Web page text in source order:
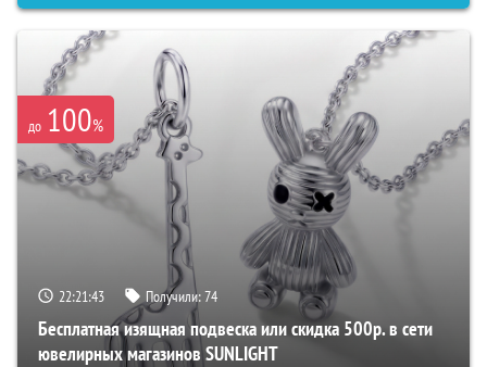
до 100%
22:21:42 Получили:74
Бесплатная изящная подвеска или скидка 500р. в сети
ювелирных магазинов SUNLIGHT